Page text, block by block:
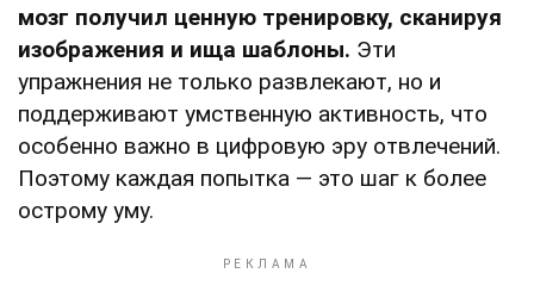
мозг получил ценную тренировку, сканируя
изображения и ища шаблоны. Эти
упражнения не только развлекают, но и
поддерживают умственную активность, что
особенно важно в цифровую эру отвлечений.
Поэтому каждая попытка — это шаг к более
острому уму.